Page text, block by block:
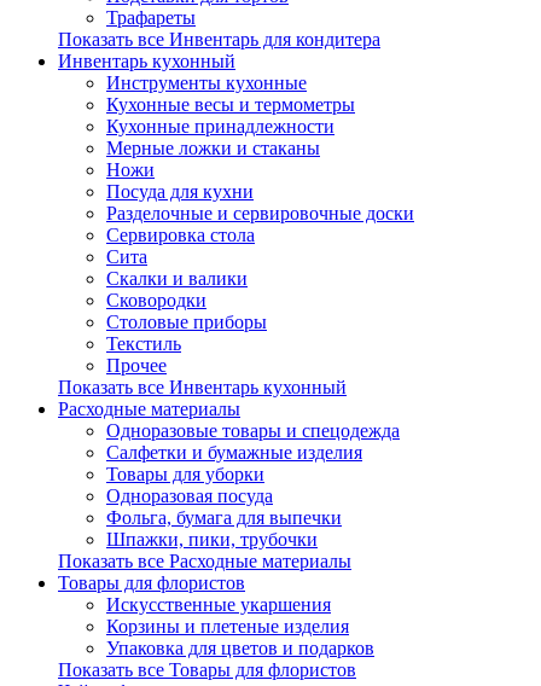
Трафареты
Показать все Инвентарь для кондитера
Инвентарь кухонный
Инструменты кухонные
Кухонные весы и термометры
Кухонные принадлежности
Мерные ложки и стаканы
Ножи
Посуда для кухни
Разделочные и сервировочные доски
Сервировка стола
Сита
Скалки и валики
Сковородки
Столовые приборы
Текстиль
Прочее
Показать все Инвентарь кухонный
Расходные материалы
Одноразовые товары и спецодежда
Салфетки и бумажные изделия
Товары для уборки
Одноразовая посуда
Фольга, бумага для выпечки
Шпажки, пики, трубочки
Показать все Расходные материалы
Товары для флористов
Искусственные укаршения
Корзины и плетеные изделия
Упаковка для цветов и подарков
Показать все Товары для флористов